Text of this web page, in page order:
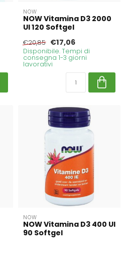
NOW
NOW Vitamina D3 2000
UI 120 Softgel
€20,85 €17,06
Disponibile. Tempi di
consegna 1-3 giorni
lavorativi
NOW
NOW Vitamina D3 400 UI
90 Softgel